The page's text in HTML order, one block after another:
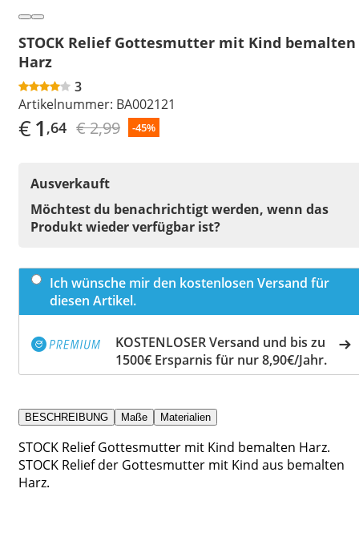
STOCK Relief Gottesmutter mit Kind bemalten
Harz
3
Artikelnummer: BA002121
€1 ,64 € 2,99 -45%
Ausverkauft
Möchtest du benachrichtigt werden, wenn das
Produkt wieder verfügbar ist?
Ich wünsche mir den kostenlosen Versand für
diesen Artikel.
KOSTENLOSER Versand und bis zu
1500€ Ersparnis für nur 8,90€/Jahr.
BESCHREIBUNG Maße Materialien
STOCK Relief Gottesmutter mit Kind bemalten Harz.
STOCK Relief der Gottesmutter mit Kind aus bemalten
Harz.